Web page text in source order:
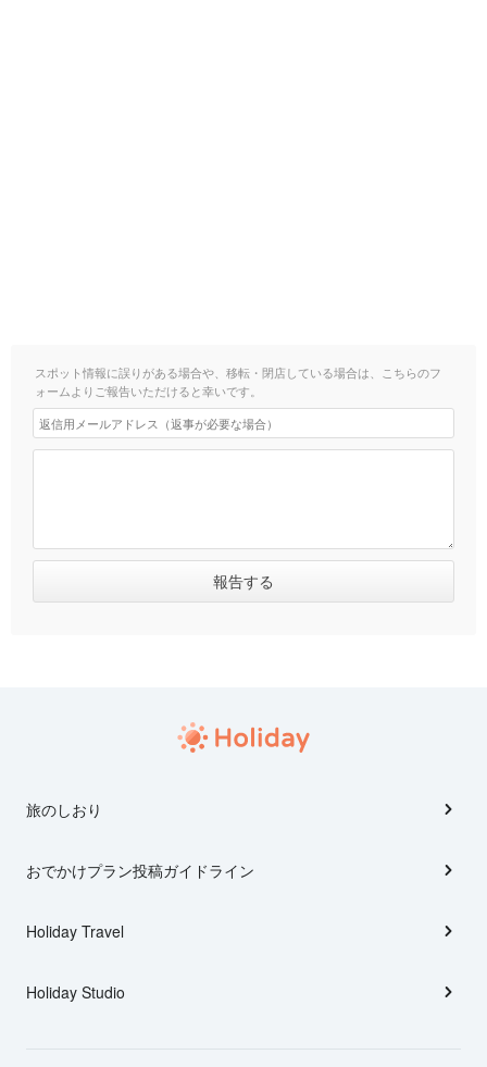
スポット情報に誤りがある場合や、移転・閉店している場合は、こちらのフ
ォームよりご報告いただけると幸いです。
旅のしおり
おでかけプラン投稿ガイドライン
Holiday Travel
Holiday Studio